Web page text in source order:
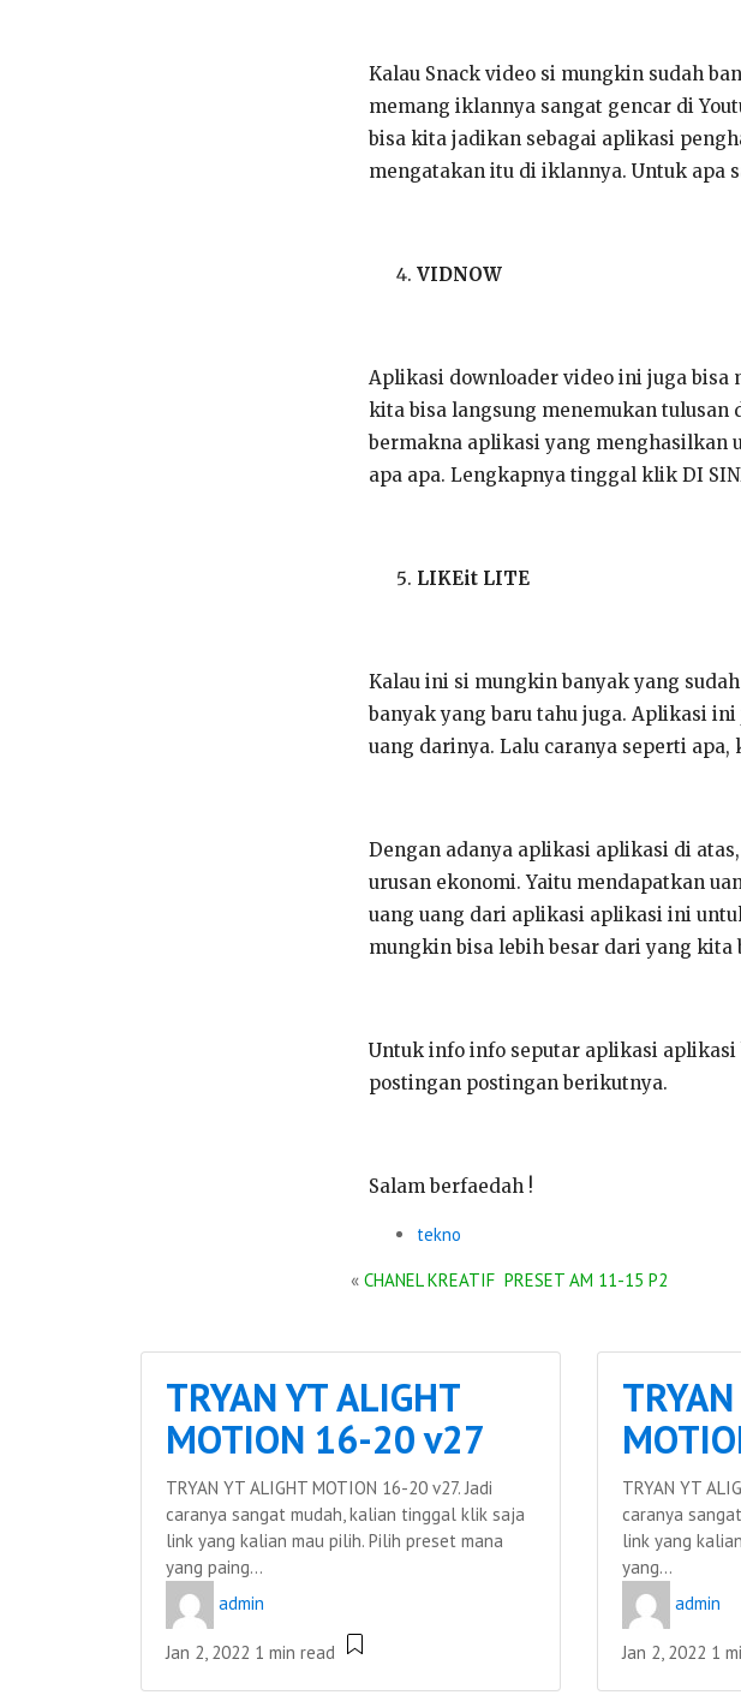
Kalau Snack video si mungkin sudah
memang iklannya sangat gencar di
bisa kita jadikan sebagai aplikasi
mengatakan itu di iklannya. Untuk apa
VIDNOW
Aplikasi downloader video ini juga bisa
kita bisa langsung menemukan
bermakna aplikasi yang menghasilkan
apa apa. Lengkapnya tinggal klik DI
LIKEit LITE
Kalau ini si mungkin banyak yang
banyak yang baru tahu juga. Aplikasi
uang darinya. Lalu caranya seperti apa,
Dengan adanya aplikasi aplikasi di
urusan ekonomi. Yaitu mendapatkan
uang uang dari aplikasi aplikasi ini
mungkin bisa lebih besar dari yang kita
Untuk info info seputar aplikasi
postingan postingan berikutnya.
Salam berfaedah !
tekno
« CHANEL KREATIF PRESET AM 11-15 P2
TRYAN YT ALIGHT
MOTION 16-20 v27
TRYAN YT ALIGHT MOTION 16-20 v27. Jadi
caranya sangat mudah, kalian tinggal klik saja
link yang kalian mau pilih. Pilih preset mana
yang paing...
admin
Jan 2, 2022 1 min read
TRYAN YT
caranya
link yang
yang...
admin
Jan 2, 2022 1